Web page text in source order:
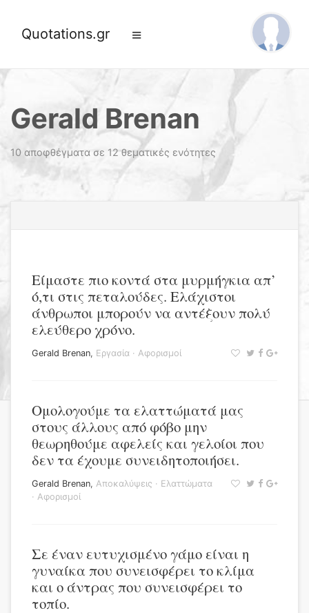
Quotations.gr
Gerald Brenan
10 αποφθέγματα σε 12 θεματικές ενότητες
Είμαστε πιο κοντά στα μυρμήγκια απ’
ό,τι στις πεταλούδες. Ελάχιστοι
άνθρωποι μπορούν να αντέξουν πολύ
ελεύθερο χρόνο.
Gerald Brenan, Εργασία · Αφορισμοί
Ομολογούμε τα ελαττώματά μας
στους άλλους από φόβο μην
θεωρηθούμε αφελείς και γελοίοι που
δεν τα έχουμε συνειδητοποιήσει.
Gerald Brenan, Αποκαλύψεις · Ελαττώματα
· Αφορισμοί
Σε έναν ευτυχισμένο γάμο είναι η
γυναίκα που συνεισφέρει το κλίμα
και ο άντρας που συνεισφέρει το
τοπίο.